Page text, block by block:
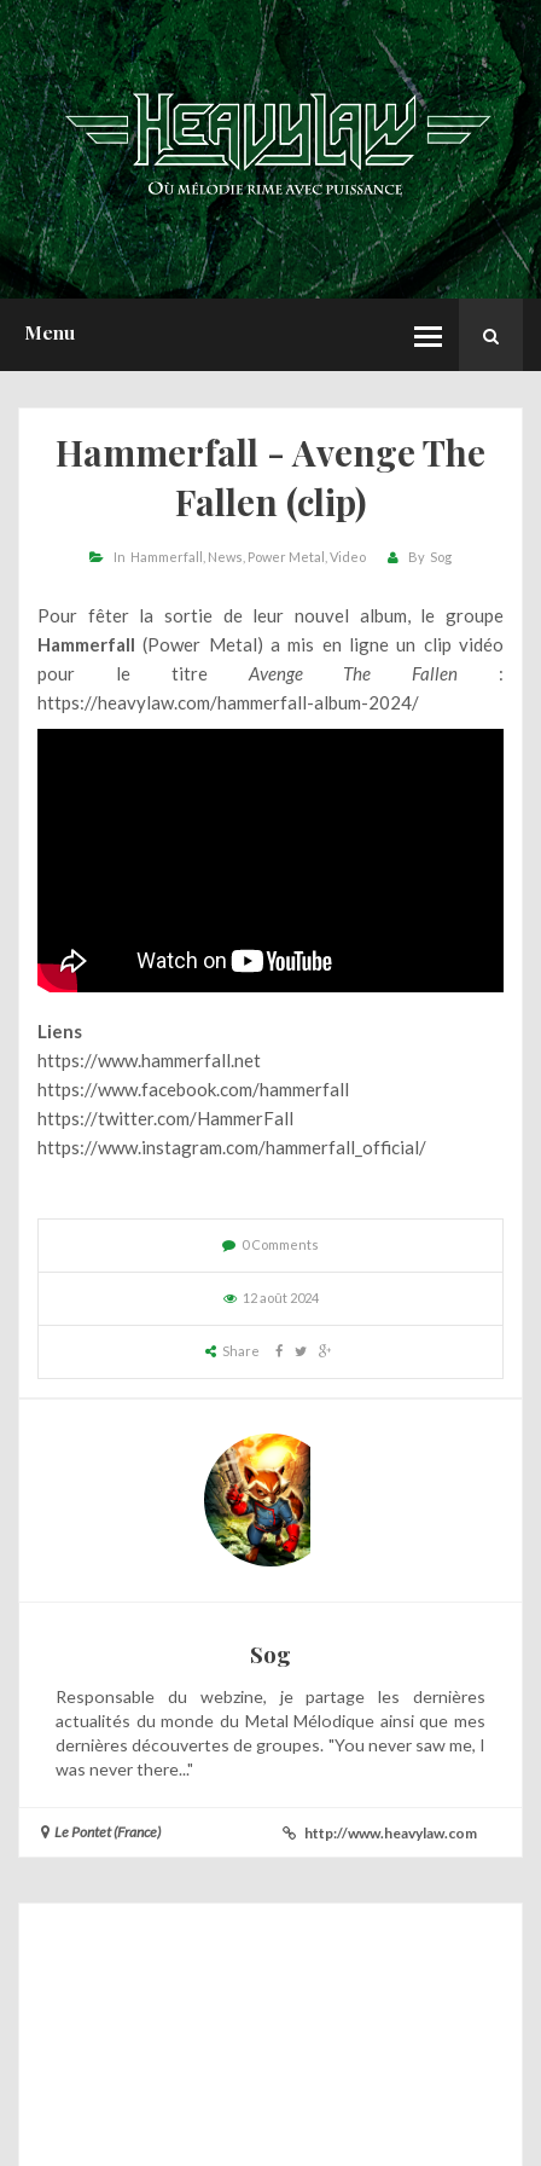
Menu
ACCUEIL
NEWS
CHRONIQUES
INTERVIEWS
REPORTS
A PROPOS
Hammerfall - Avenge The
Fallen (clip)
In Hammerfall News Power Metal Video By Sog
Pour fêter la sortie de leur nouvel album, le groupe
Hammerfall (Power Metal) a mis en ligne un clip vidéo
pour le titre Avenge The Fallen :
https://heavylaw.com/hammerfall-album-2024/
Liens
https://www.hammerfall.net
https://www.facebook.com/hammerfall
https://twitter.com/HammerFall
https://www.instagram.com/hammerfall_official/
0 Comments
12 août 2024
Share
Sog
Responsable du webzine, je partage les dernières
actualités du monde du Metal Mélodique ainsi que mes
dernières découvertes de groupes. "You never saw me, I
was never there..."
Le Pontet (France) http://www.heavylaw.com